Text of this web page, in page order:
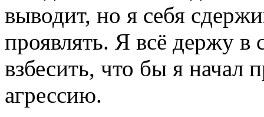
выводит, но я себя
проявлять. Я всё держу в
взбесить, что бы я начал
агрессию.